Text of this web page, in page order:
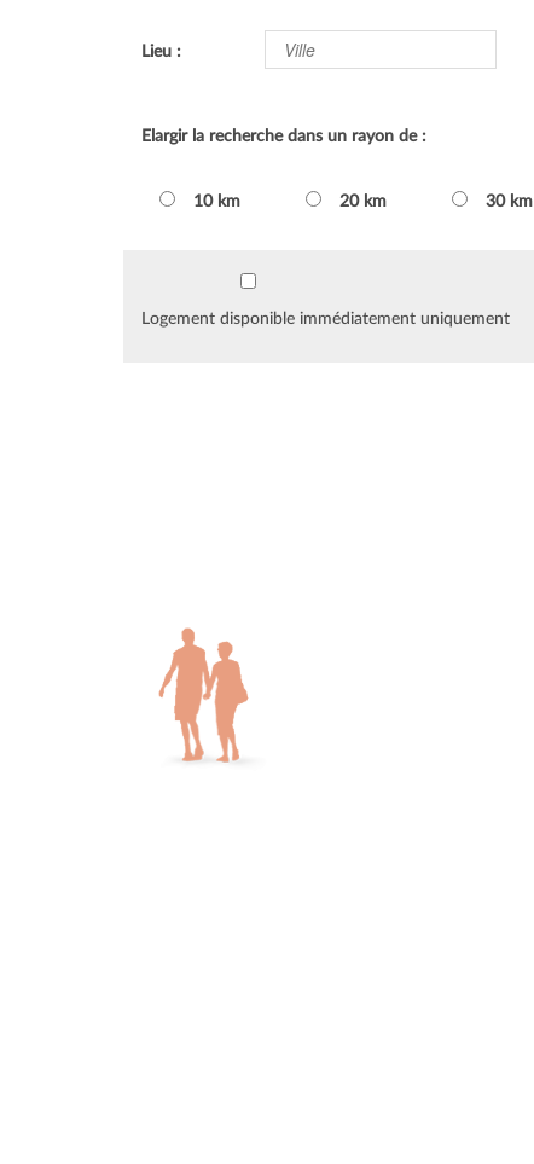
Lieu :
Elargir la recherche dans un rayon de :
10 km 20 km 30 km
Logement disponible immédiatement uniquement